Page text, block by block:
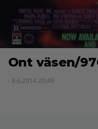
Ont väsen/
- 8.6.2014 20:49